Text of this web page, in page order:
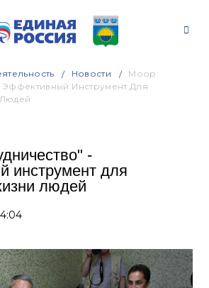
Новости
Моор:
Эффективный Инструмент Для
-
инструмент для
людей